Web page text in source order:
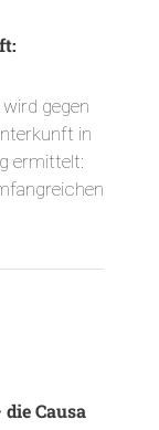
gegen
in
ermittelt:
Causa